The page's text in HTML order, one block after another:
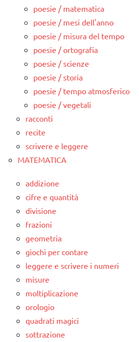
poesie / matematica
poesie / mesi dell'anno
poesie / misura del tempo
poesie / ortografia
poesie / scienze
poesie / storia
poesie / tempo atmosferico
poesie / vegetali
racconti
recite
scrivere e leggere
MATEMATICA
addizione
cifre e quantità
divisione
frazioni
geometria
giochi per contare
leggere e scrivere i numeri
misure
moltiplicazione
orologio
quadrati magici
sottrazione